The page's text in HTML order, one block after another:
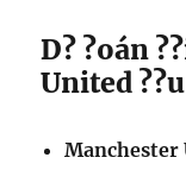
D? ?oán
United